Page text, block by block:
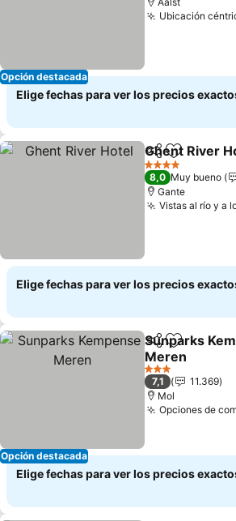
Opción destacada
Ubicación
Elige fechas para ver los precios
CompartirAgregar a
Ghent River
4 Estrellas
8,0 Muy bueno
Gante
Vistas al río y a
Elige fechas para ver los precios
Opción destacada
CompartirAgregar a
Sunparks
Meren
3 Estrellas
7,1
11.369
Mol
Opciones de
Elige fechas para ver los precios